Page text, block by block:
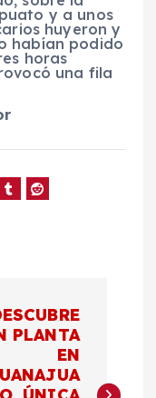
y a unos
huyeron y
habían podido
horas
una fila
PLANTA
EN